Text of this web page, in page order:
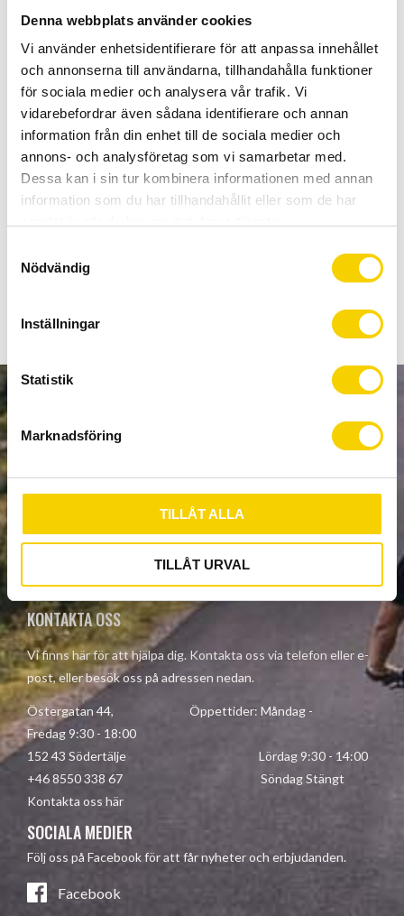
Denna webbplats använder cookies
Vi använder enhetsidentifierare för att anpassa innehållet
och annonserna till användarna, tillhandahålla funktioner
för sociala medier och analysera vår trafik. Vi
vidarebefordrar även sådana identifierare och annan
information från din enhet till de sociala medier och
annons- och analysföretag som vi samarbetar med.
Dessa kan i sin tur kombinera informationen med annan
information som du har tillhandahållit eller som de har
k
s
v
a
l
Nödvändig
Inställningar
Statistik
Marknadsföring
TILLÅT ALLA
TILLÅT URVAL
Certifierad cykelservice & Shimano Service Center
Allt inom cykel på ett ställe
Kunnig personal och hög kundnöjdhet
Stock status
36 pc. in stock
Klassisk reparationsask med 6 laglappar och solution.
SUBSCRIBE
Your personal information is processed in accordance with our
privacy policy.
KONTAKTA OSS
Vi finns här för att hjälpa dig. Kontakta oss via telefon eller e-
post, eller besök oss på adressen nedan.
Östergatan 44, Öppettider: Måndag -
Fredag 9:30 - 18:00
152 43 Södertälje Lördag 9:30 - 14:00
+46 8550 338 67 Söndag Stängt
Kontakta oss här
SOCIALA MEDIER
Följ oss på Facebook för att får nyheter och erbjudanden.
Facebook